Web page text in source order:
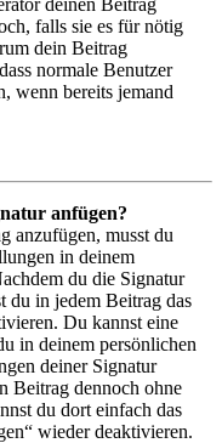
falls sie es für nötig
dein Beitrag
normale Benutzer
wenn bereits jemand
anfügen?
anzufügen, musst du
in deinem
du die Signatur
du in jedem Beitrag das
Du kannst eine
in deinem persönlichen
deiner Signatur
Beitrag dennoch ohne
du dort einfach das
wieder deaktivieren.